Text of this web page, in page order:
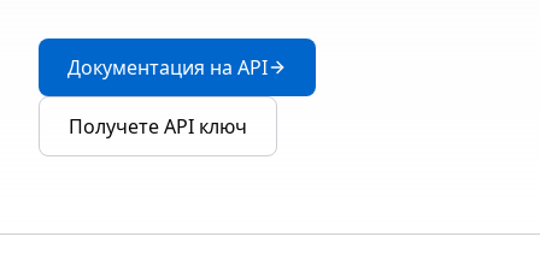
Документация на API
Получете API ключ